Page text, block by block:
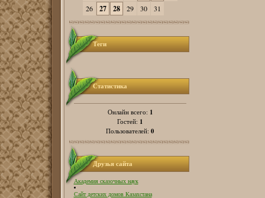
26
27 28 29 30 31
Теги
Статистика
Онлайн всего: 1
Гостей: 1
Пользователей: 0
Друзья сайта
Академия сказочных наук
Сайт детских домов Казахстана